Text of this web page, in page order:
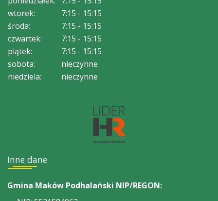
wtorek:
7:15 - 15:15
środa:
7:15 - 15:15
czwartek:
7:15 - 15:15
piątek:
7:15 - 15:15
sobota:
nieczynne
niedziela:
nieczynne
Inne dane
Gmina Maków Podhalański NIP/REGON: